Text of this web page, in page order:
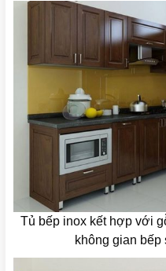
Tủ bếp inox kết hợp với
không gian bếp